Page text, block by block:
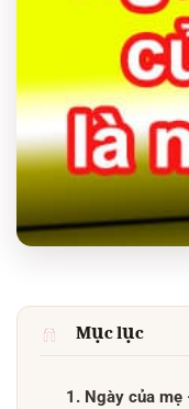
Mục lục
1. Ngày của mẹ